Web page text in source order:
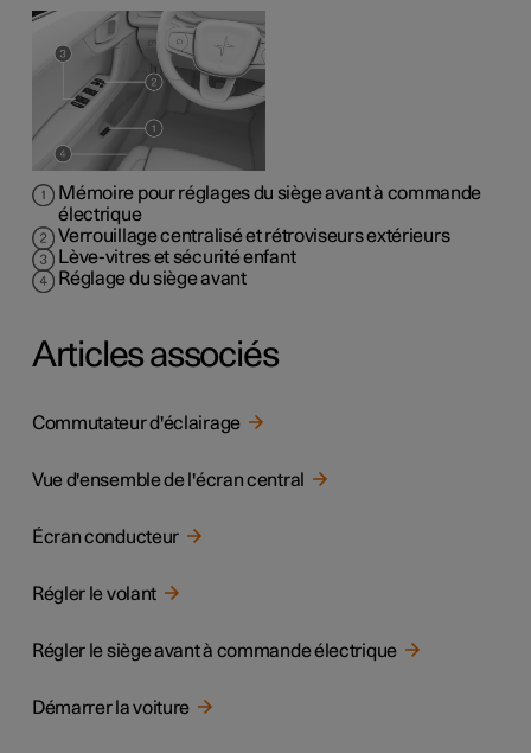
Mémoire pour réglages du siège avant à commande
électrique
Verrouillage centralisé et rétroviseurs extérieurs
Lève-vitres et sécurité enfant
Réglage du siège avant
Articles associés
Commutateur d'éclairage
Vue d'ensemble de l'écran central
Écran conducteur
Régler le volant
Régler le siège avant à commande électrique
Démarrer la voiture